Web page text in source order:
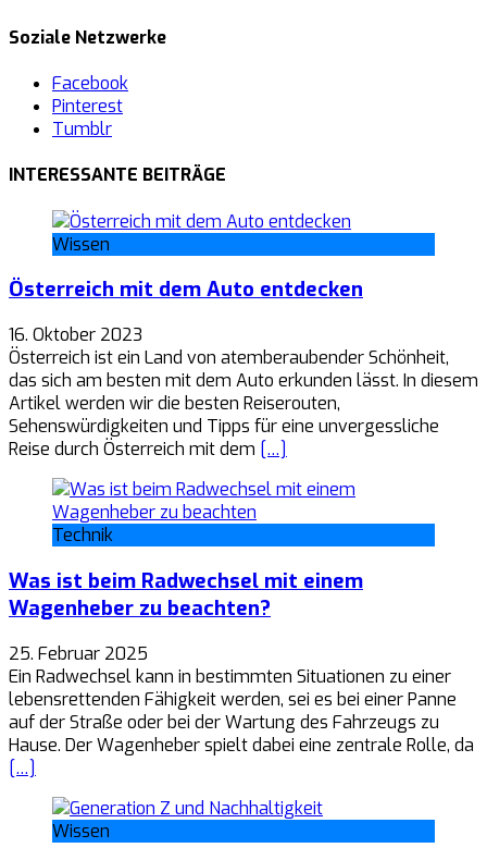
Soziale Netzwerke
Facebook
Pinterest
Tumblr
INTERESSANTE BEITRÄGE
Wissen
Österreich mit dem Auto entdecken
16. Oktober 2023
Österreich ist ein Land von atemberaubender Schönheit,
das sich am besten mit dem Auto erkunden lässt. In diesem
Artikel werden wir die besten Reiserouten,
Sehenswürdigkeiten und Tipps für eine unvergessliche
Reise durch Österreich mit dem […]
Technik
Was ist beim Radwechsel mit einem
Wagenheber zu beachten?
25. Februar 2025
Ein Radwechsel kann in bestimmten Situationen zu einer
lebensrettenden Fähigkeit werden, sei es bei einer Panne
auf der Straße oder bei der Wartung des Fahrzeugs zu
Hause. Der Wagenheber spielt dabei eine zentrale Rolle, da
[…]
Wissen